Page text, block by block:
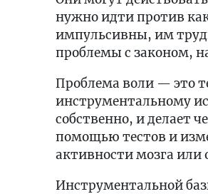
нужно идти против
импульсивны, им
проблемы с законом,
Проблема воли — это
инструментальному
собственно, и делает
помощью тестов и
активности мозга
Инструментальной